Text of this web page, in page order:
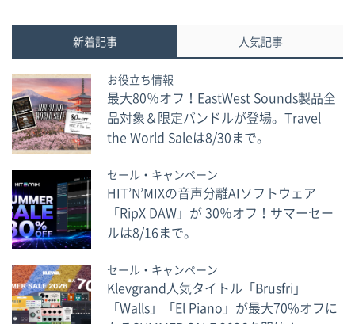
新着記事 人気記事
お役立ち情報
最大80％オフ！EastWest Sounds製品全
品対象＆限定バンドルが登場。Travel
the World Saleは8/30まで。
セール・キャンペーン
HIT’N’MIXの音声分離AIソフトウェア
「RipX DAW」が 30％オフ！サマーセー
ルは8/16まで。
セール・キャンペーン
Klevgrand人気タイトル「Brusfri」
「Walls」「El Piano」が最大70%オフに